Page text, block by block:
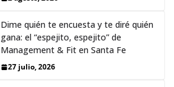
Dime quién te encuesta y te diré quién
gana: el “espejito, espejito” de
Management & Fit en Santa Fe
27 julio, 2026